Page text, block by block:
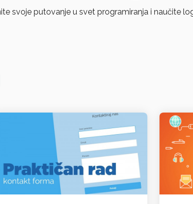
svoje putovanje u svet programiranja i naučite